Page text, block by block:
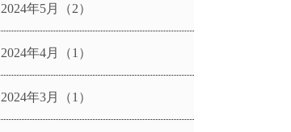
2024年5月（2）
2024年4月（1）
2024年3月（1）